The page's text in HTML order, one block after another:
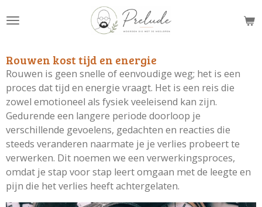
direct
de
hoofdinhoud
Rouwen kost tijd en energie
Rouwen is geen snelle of eenvoudige weg; het is een
proces dat tijd en energie vraagt. Het is een reis die
zowel emotioneel als fysiek veeleisend kan zijn.
Gedurende een langere periode doorloop je
verschillende gevoelens, gedachten en reacties die
steeds veranderen naarmate je je verlies probeert te
verwerken. Dit noemen we een verwerkingsproces,
omdat je stap voor stap leert omgaan met de leegte en
pijn die het verlies heeft achtergelaten.